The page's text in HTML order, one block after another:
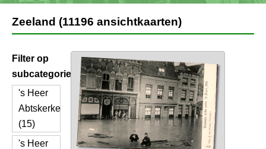
Zeeland (11196 ansichtkaarten)
Filter op
subcategorie
's Heer
Abtskerke
(15)
's Heer